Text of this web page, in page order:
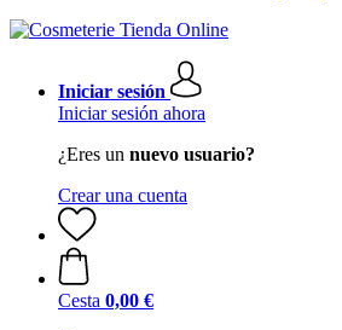
Iniciar sesión
Iniciar sesión ahora
¿Eres un nuevo usuario?
Crear una cuenta
Cesta 0,00 €